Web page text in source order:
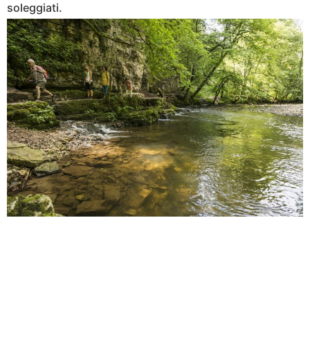
soleggiati.